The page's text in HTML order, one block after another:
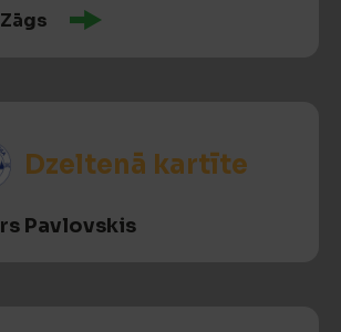
Dzeltenā kartīte
Pavlovskis